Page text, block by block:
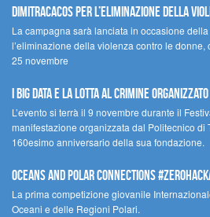
Dimitracacos per l’eliminazione della
La campagna sarà lanciata in occasione
l’eliminazione della violenza contro le
25 novembre
I Big Data e la lotta al crimine organizzato
L’evento si terrà il 9 novembre durante il
manifestazione organizzata dal Politecnico di
160esimo anniversario della sua fondazione.
Oceans and Polar Connections
La prima competizione giovanile
Oceani e delle Regioni Polari.